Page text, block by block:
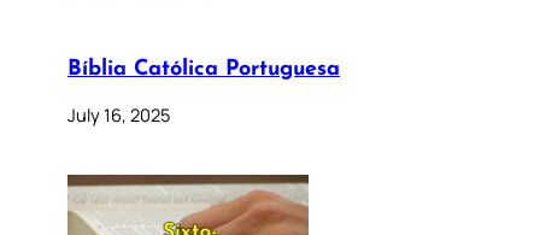
Bíblia Católica Portuguesa
July 16, 2025